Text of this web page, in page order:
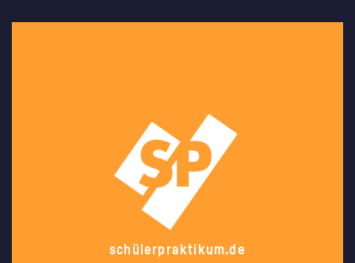
schülerpraktikum.de